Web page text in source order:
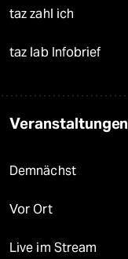
taz zahl ich
taz lab Infobrief
Veranstaltungen
Demnächst
Vor Ort
Live im Stream